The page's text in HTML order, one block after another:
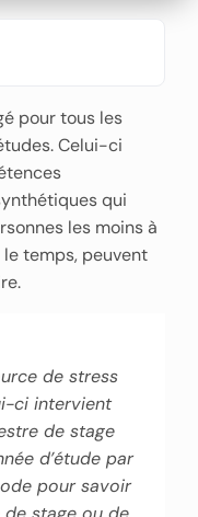
pour tous les
Celui-ci
qui
les moins à
temps, peuvent
de stress
ci intervient
de stage
d’étude par
pour savoir